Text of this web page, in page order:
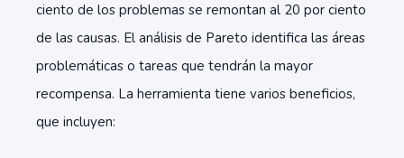
ciento de los problemas se remontan al 20 por ciento
de las causas. El análisis de Pareto identifica las áreas
problemáticas o tareas que tendrán la mayor
recompensa. La herramienta tiene varios beneficios,
que incluyen: